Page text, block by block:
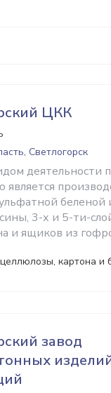
ЦКК
Светлогорск
деятельности
является
беленой
3-х и 5-ти-
и ящиков из
картона и
завод